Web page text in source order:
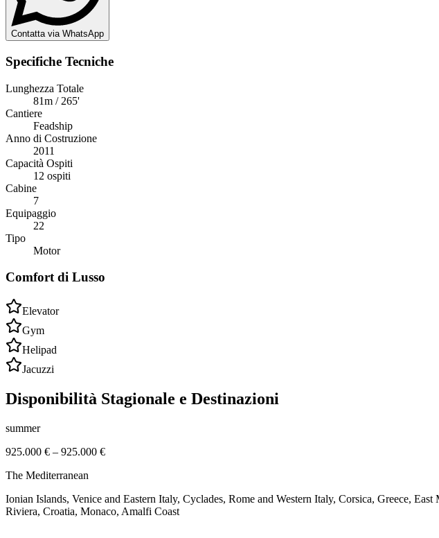
Contatta via WhatsApp
Specifiche Tecniche
Lunghezza Totale
81m / 265'
Cantiere
Feadship
Anno di Costruzione
2011
Capacità Ospiti
12 ospiti
Cabine
7
Equipaggio
22
Tipo
Motor
Comfort di Lusso
Elevator
Gym
Helipad
Jacuzzi
Disponibilità Stagionale e Destinazioni
summer
925.000 € – 925.000 €
The Mediterranean
Ionian Islands, Venice and Eastern Italy, Cyclades, Rome and Western Italy, Corsica, Greece,
Riviera, Croatia, Monaco, Amalfi Coast